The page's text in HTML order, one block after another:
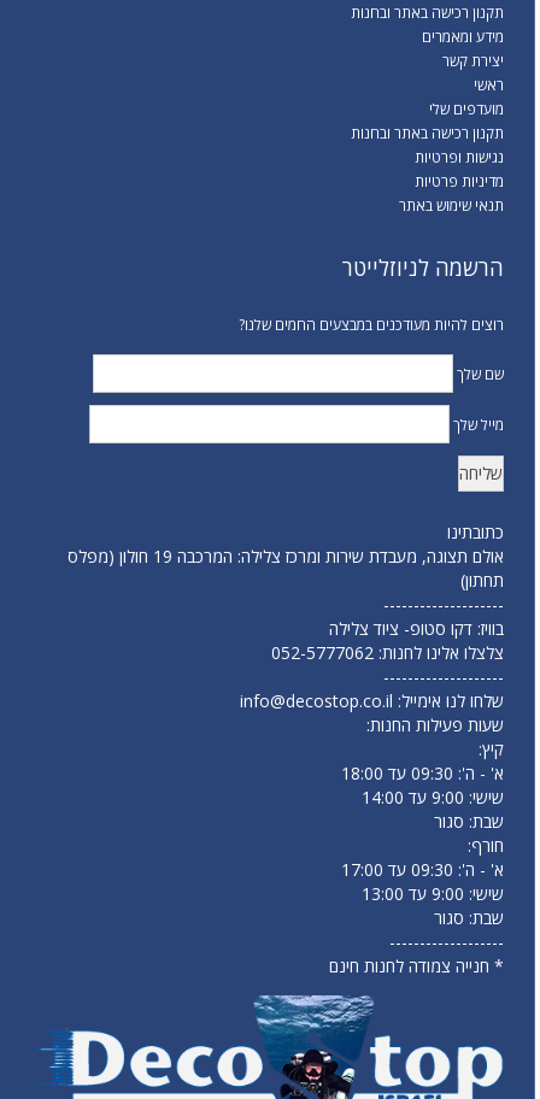
תקנון רכישה באתר ובחנות
מידע ומאמרים
יצירת קשר
ראשי
מועדפים שלי
תקנון רכישה באתר ובחנות
נגישות ופרטיות
מדיניות פרטיות
תנאי שימוש באתר
הרשמה לניוזלייטר
רוצים להיות מעודכנים במבצעים החמים שלנו?
שם שלך
מייל שלך
כתובתינו
אולם תצוגה, מעבדת שירות ומרכז צלילה: המרכבה 19 חולון (מפלס
תחתון)
--------------------
בוויז: דקו סטופ- ציוד צלילה
צלצלו אלינו לחנות: 052-5777062
--------------------
שלחו לנו אימייל: info@decostop.co.il
שעות פעילות החנות:
קיץ:
א' - ה': 09:30 עד 18:00
שישי: 9:00 עד 14:00
שבת: סגור
חורף:
א' - ה': 09:30 עד 17:00
שישי: 9:00 עד 13:00
שבת: סגור
-------------------
* חנייה צמודה לחנות חינם